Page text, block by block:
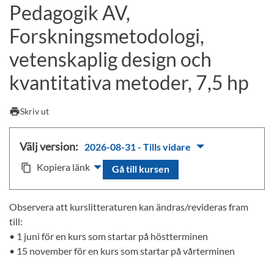
Andra söktjänster
Kurser och programKursplanerVälkomstbrev
Lediga jobb
Pedagogik AV,
Forskningsmetodologi,
vetenskaplig design och
kvantitativa metoder, 7,5 hp
printSkriv ut
Välj version: 2026-08-31 - Tills vidare
content_copy Kopiera länk Gå till kursen
Observera att kurslitteraturen kan ändras/revideras fram
till:
• 1 juni för en kurs som startar på höstterminen
• 15 november för en kurs som startar på vårterminen